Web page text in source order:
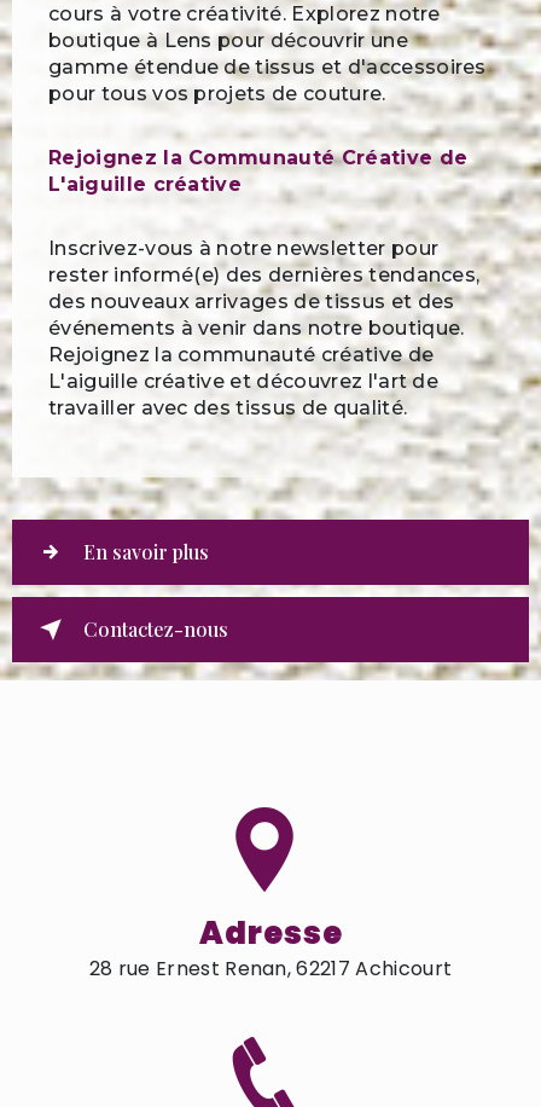
cours à votre créativité. Explorez notre
boutique à Lens pour découvrir une
gamme étendue de tissus et d'accessoires
pour tous vos projets de couture.
Rejoignez la Communauté Créative de
L'aiguille créative
Inscrivez-vous à notre newsletter pour
rester informé(e) des dernières tendances,
des nouveaux arrivages de tissus et des
événements à venir dans notre boutique.
Rejoignez la communauté créative de
L'aiguille créative et découvrez l'art de
travailler avec des tissus de qualité.
En savoir plus
Contactez-nous
Adresse
28 rue Ernest Renan, 62217 Achicourt